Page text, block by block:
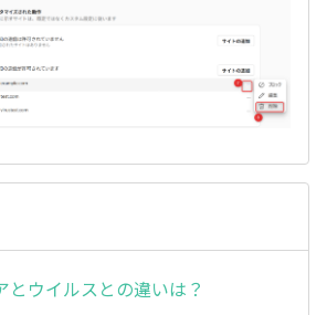
とウイルスとの違いは？